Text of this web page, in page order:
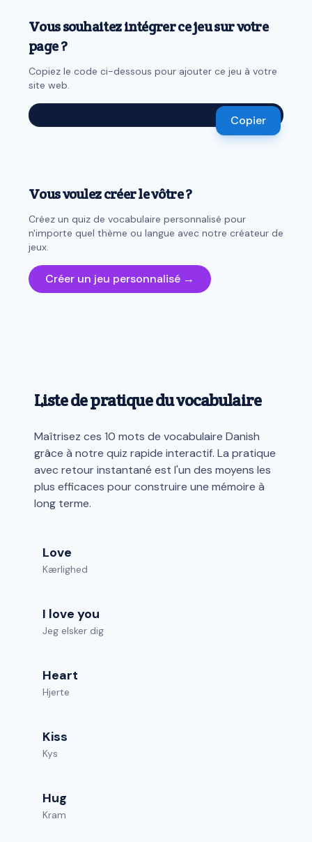
Vous souhaitez intégrer ce jeu sur votre
page ?
Copiez le code ci-dessous pour ajouter ce jeu à votre
site web.
Copier
Vous voulez créer le vôtre ?
Créez un quiz de vocabulaire personnalisé pour
n'importe quel thème ou langue avec notre créateur de
jeux.
Créer un jeu personnalisé →
Liste de pratique du vocabulaire
Maîtrisez ces 10 mots de vocabulaire Danish
grâce à notre quiz rapide interactif. La pratique
avec retour instantané est l'un des moyens les
plus efficaces pour construire une mémoire à
long terme.
Love
Kærlighed
I love you
Jeg elsker dig
Heart
Hjerte
Kiss
Kys
Hug
Kram